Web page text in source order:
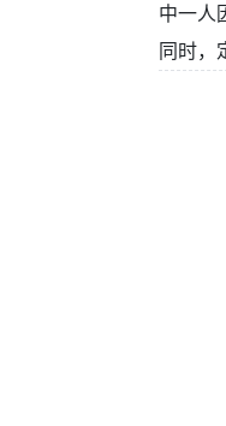
中一人
同时，